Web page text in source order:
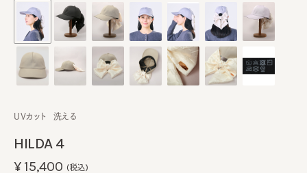
HILDA 4
UVカット 洗える
¥15,400 (税込)